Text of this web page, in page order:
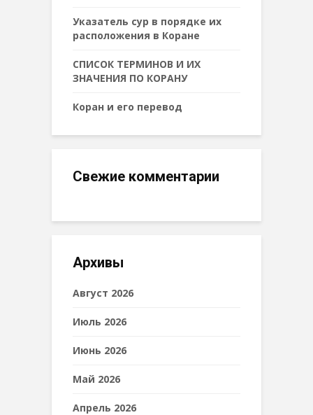
Указатель сур в порядке их
расположения в Коране
СПИСОК ТЕРМИНОВ И ИХ
ЗНАЧЕНИЯ ПО КОРАНУ
Коран и его перевод
Свежие комментарии
Архивы
Август 2026
Июль 2026
Июнь 2026
Май 2026
Апрель 2026